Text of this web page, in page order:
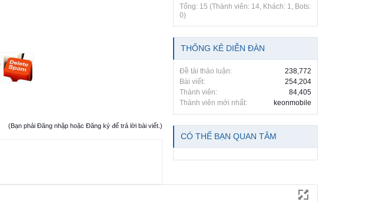
(Bạn phải Đăng nhập hoặc Đăng ký để trả lời bài viết.)
Tổng: 15 (Thành viên: 14, Khách: 1, Bots:
0)
THỐNG KÊ DIỄN ĐÀN
Đề tài thảo luận:
238,772
Bài viết:
254,204
Thành viên:
84,405
Thành viên mới nhất:
keonmobile
CÓ THỂ BẠN QUAN TÂM